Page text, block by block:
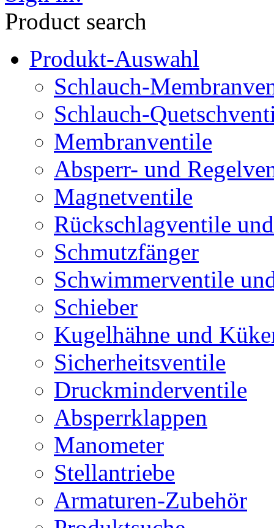
Product search
Produkt-Auswahl
Schlauch-
Schlauch-
Membranventile
Absperr- und
Magnetventile
Rückschlagventile
Schmutzfänger
Schwimmerventile
Schieber
Kugelhähne und
Sicherheitsventile
Druckminderventile
Absperrklappen
Manometer
Stellantriebe
Armaturen-Zubehör